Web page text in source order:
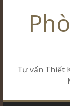
Tăng Doanh Số
Muối Hồng Group
Tư vấn Thiết